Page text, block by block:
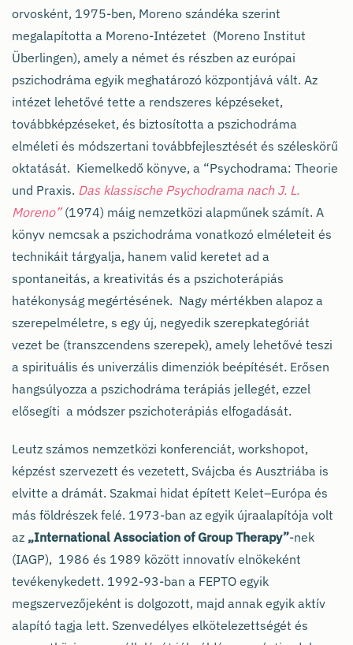
orvosként, 1975-ben, Moreno szándéka szerint
megalapította a Moreno-Intézetet (Moreno Institut
Überlingen), amely a német és részben az európai
pszichodráma egyik meghatározó központjává vált. Az
intézet lehetővé tette a rendszeres képzéseket,
továbbképzéseket, és biztosította a pszichodráma
elméleti és módszertani továbbfejlesztését és széleskörű
oktatását. Kiemelkedő könyve, a “Psychodrama: Theorie
und Praxis. Das klassische Psychodrama nach J. L.
Moreno”(1974) máig nemzetközi alapműnek számít. A
könyv nemcsak a pszichodráma vonatkozó elméleteit és
technikáit tárgyalja, hanem valid keretet ad a
spontaneitás, a kreativitás és a pszichoterápiás
hatékonyság megértésének. Nagy mértékben alapoz a
szerepelméletre, s egy új, negyedik szerepkategóriát
vezet be (transzcendens szerepek), amely lehetővé teszi
a spirituális és univerzális dimenziók beépítését. Erősen
hangsúlyozza a pszichodráma terápiás jellegét, ezzel
elősegíti a módszer pszichoterápiás elfogadását.
Leutz számos nemzetközi konferenciát, workshopot,
képzést szervezett és vezetett, Svájcba és Ausztriába is
elvitte a drámát. Szakmai hidat épített Kelet–Európa és
más földrészek felé. 1973-ban az egyik újraalapítója volt
az „International Association of Group Therapy”-nek
(IAGP), 1986 és 1989 között innovatív elnökeként
tevékenykedett. 1992-93-ban a FEPTO egyik
megszervezőjeként is dolgozott, majd annak egyik aktív
alapító tagja lett. Szenvedélyes elkötelezettségét és